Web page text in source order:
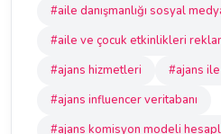
#aile danışmanlığı sosyal
#aile ve çocuk etkinlikleri
#ajans hizmetleri
#ajans
#ajans influencer veritabanı
#ajans komisyon modeli